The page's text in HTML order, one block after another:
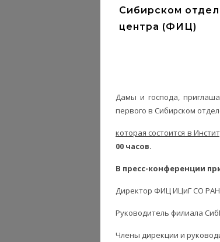
Сибирском
центра (ФИЦ)
Дамы и господа,
первого в Сибирском
которая состоится в
00 часов.
В пресс-конференции
Директор ФИЦ ИЦиГ СО
Руководитель филиала
Члены дирекции и